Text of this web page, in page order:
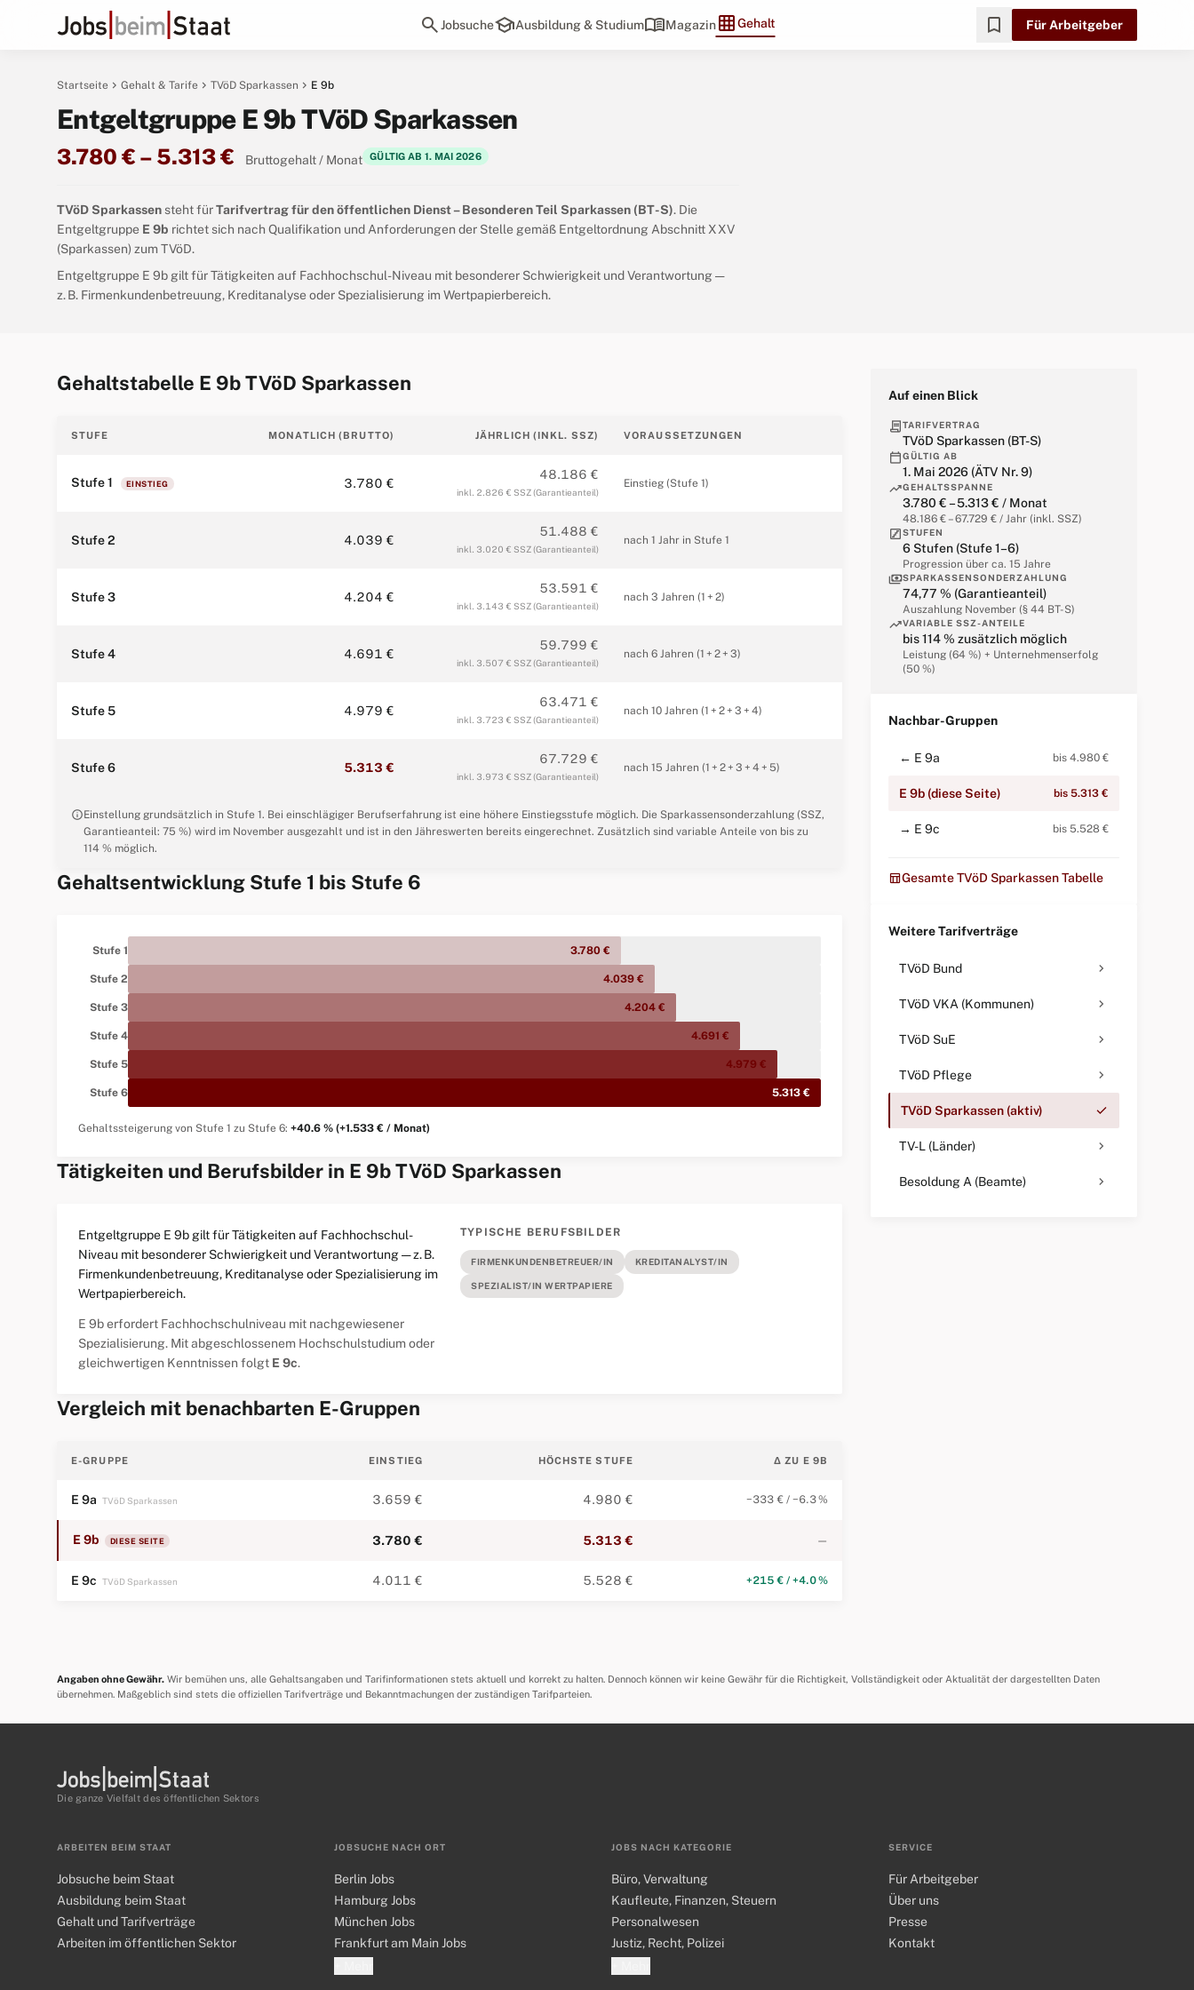
searchJobsucheschoolAusbildung & Studiummenu_bookMagazingrid_onGehalt bookmark Für Arbeitgeber
Startseite chevron_right Gehalt & Tarife chevron_right TVöD Sparkassen chevron_right E 9b
Entgeltgruppe E 9b TVöD Sparkassen
3.780 € – 5.313 € Bruttogehalt / Monat GÜLTIG AB 1. MAI 2026
TVöD Sparkassensteht fürTarifvertrag für den öffentlichen Dienst – Besonderen Teil Sparkassen (BT-S). Die
Entgeltgruppe E 9b richtet sich nach Qualifikation und Anforderungen der Stelle gemäß Entgeltordnung Abschnitt XXV
(Sparkassen) zum TVöD.
Entgeltgruppe E 9b gilt für Tätigkeiten auf Fachhochschul-Niveau mit besonderer Schwierigkeit und Verantwortung —
z. B. Firmenkundenbetreuung, Kreditanalyse oder Spezialisierung im Wertpapierbereich.
Gehaltstabelle E 9b TVöD Sparkassen
STUFE MONATLICH (BRUTTO) JÄHRLICH (INKL. SSZ) VORAUSSETZUNGEN
Stufe 1 EINSTIEG 3.780 €
48.186 €
inkl. 2.826 € SSZ (Garantieanteil)
Einstieg (Stufe 1)
Stufe 2 4.039 €
51.488 €
inkl. 3.020 € SSZ (Garantieanteil)
nach 1 Jahr in Stufe 1
Stufe 3 4.204 €
53.591 €
inkl. 3.143 € SSZ (Garantieanteil)
nach 3 Jahren (1 + 2)
Stufe 4 4.691 €
59.799 €
inkl. 3.507 € SSZ (Garantieanteil)
nach 6 Jahren (1 + 2 + 3)
Stufe 5 4.979 €
63.471 €
inkl. 3.723 € SSZ (Garantieanteil)
nach 10 Jahren (1 + 2 + 3 + 4)
Stufe 6 5.313 €
67.729 €
inkl. 3.973 € SSZ (Garantieanteil)
nach 15 Jahren (1 + 2 + 3 + 4 + 5)
infoEinstellung grundsätzlich in Stufe 1. Bei einschlägiger Berufserfahrung ist eine höhere Einstiegsstufe möglich. Die Sparkassensonderzahlung (SSZ,
Garantieanteil: 75 %) wird im November ausgezahlt und ist in den Jähreswerten bereits eingerechnet. Zusätzlich sind variable Anteile von bis zu
114 % möglich.
Gehaltsentwicklung Stufe 1 bis Stufe 6
Stufe 1 3.780 €
Stufe 2 4.039 €
Stufe 3 4.204 €
Stufe 4 4.691 €
Stufe 5 4.979 €
Stufe 6 5.313 €
Gehaltssteigerung von Stufe 1 zu Stufe 6: +40.6 % (+1.533 € / Monat)
Tätigkeiten und Berufsbilder in E 9b TVöD Sparkassen
Entgeltgruppe E 9b gilt für Tätigkeiten auf Fachhochschul-
Niveau mit besonderer Schwierigkeit und Verantwortung — z. B.
Firmenkundenbetreuung, Kreditanalyse oder Spezialisierung im
Wertpapierbereich.
E 9b erfordert Fachhochschulniveau mit nachgewiesener
Spezialisierung. Mit abgeschlossenem Hochschulstudium oder
gleichwertigen Kenntnissen folgt E 9c.
TYPISCHE BERUFSBILDER
FIRMENKUNDENBETREUER/IN KREDITANALYST/IN
SPEZIALIST/IN WERTPAPIERE
Vergleich mit benachbarten E-Gruppen
E-GRUPPE EINSTIEG HÖCHSTE STUFE Δ ZU E 9B
E 9a TVöD Sparkassen 3.659 € 4.980 € −333 € / −6.3 %
E 9b DIESE SEITE 3.780 € 5.313 € —
E 9c TVöD Sparkassen 4.011 € 5.528 € +215 € / +4.0 %
Auf einen Blick
contractTARIFVERTRAG
TVöD Sparkassen (BT-S)
calendar_todayGÜLTIG AB
1. Mai 2026 (ÄTV Nr. 9)
trending_upGEHALTSSPANNE
3.780 € – 5.313 € / Monat
48.186 € – 67.729 € / Jahr (inkl. SSZ)
stairsSTUFEN
6 Stufen (Stufe 1–6)
Progression über ca. 15 Jahre
paymentsSPARKASSENSONDERZAHLUNG
74,77 % (Garantieanteil)
Auszahlung November (§ 44 BT-S)
trending_upVARIABLE SSZ-ANTEILE
bis 114 % zusätzlich möglich
Leistung (64 %) + Unternehmenserfolg
(50 %)
Nachbar-Gruppen
← E 9a bis 4.980 €
E 9b (diese Seite) bis 5.313 €
→ E 9c bis 5.528 €
table_chartGesamte TVöD Sparkassen Tabelle
Weitere Tarifverträge
TVöD Bund chevron_right
TVöD VKA (Kommunen) chevron_right
TVöD SuE chevron_right
TVöD Pflege chevron_right
TVöD Sparkassen (aktiv) check
TV-L (Länder) chevron_right
Besoldung A (Beamte) chevron_right
Angaben ohne Gewähr. Wir bemühen uns, alle Gehaltsangaben und Tarifinformationen stets aktuell und korrekt zu halten. Dennoch können wir keine Gewähr für die Richtigkeit, Vollständigkeit oder Aktualität der dargestellten Daten
übernehmen. Maßgeblich sind stets die offiziellen Tarifverträge und Bekanntmachungen der zuständigen Tarifparteien.
Die ganze Vielfalt des öffentlichen Sektors
ARBEITEN BEIM STAAT
Jobsuche beim Staat
Ausbildung beim Staat
Gehalt und Tarifverträge
Arbeiten im öffentlichen Sektor
JOBSUCHE NACH ORT
Berlin Jobs
Hamburg Jobs
München Jobs
Frankfurt am Main Jobs
JOBS NACH KATEGORIE
Büro, Verwaltung
Kaufleute, Finanzen, Steuern
Personalwesen
Justiz, Recht, Polizei
SERVICE
Für Arbeitgeber
Über uns
Presse
Kontakt